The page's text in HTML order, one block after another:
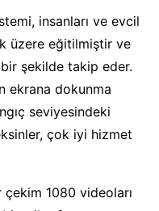
insanları ve evcil
üzere eğitilmiştir ve
şekilde takip eder.
ekrana dokunma
​​seviyesindeki
çok iyi hizmet
1080 videoları